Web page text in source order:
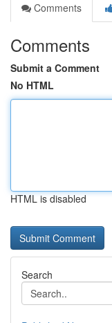
Comments
Comments
Submit a Comment
No HTML
HTML is disabled
Search